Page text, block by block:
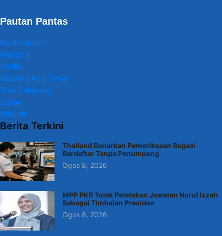
Pautan Pantas
Berita terkini
Nasional
Politik
ASEAN / Asia Timur
Tren Sekarang
Sukan
Hiburan
Berita Terkini
Thailand Benarkan Pemeriksaan Bagasi
Berdaftar Tanpa Penumpang
Ogos 8, 2026
MPP PKR Tolak Peletakan Jawatan Nurul Izzah
Sebagai Timbalan Presiden
Ogos 8, 2026